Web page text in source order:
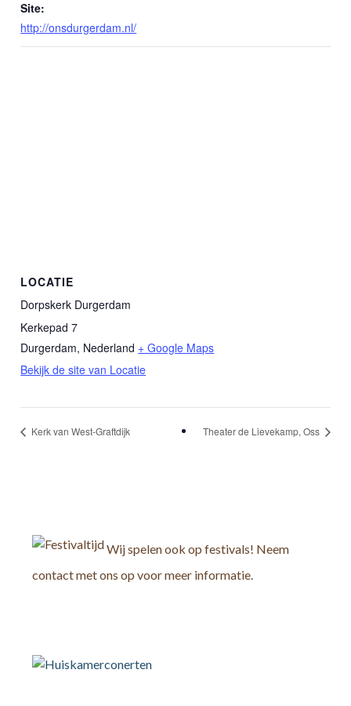
Site:
http://onsdurgerdam.nl/
LOCATIE
Dorpskerk Durgerdam
Kerkepad 7
Durgerdam, Nederland + Google Maps
Bekijk de site van Locatie
Kerk van West-Graftdijk Theater de Lievekamp, Oss
Wij spelen ook op festivals! Neem
contact met ons op voor meer informatie.